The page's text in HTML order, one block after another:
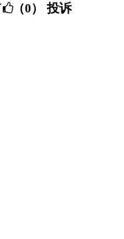
（0） 投诉